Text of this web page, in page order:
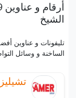
الشيخ
تليفونات و عناوين
الساخنة و وسائل
تشيليز